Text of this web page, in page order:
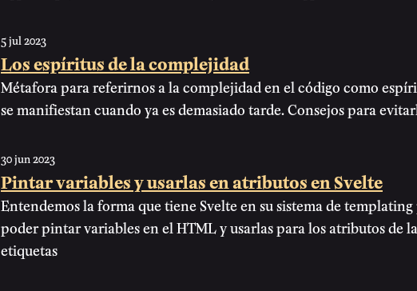
5 jul 2023
Los espíritus de la complejidad
Métafora para referirnos a la complejidad en el código como
se manifiestan cuando ya es demasiado tarde. Consejos para
30 jun 2023
Pintar variables y usarlas en atributos en Svelte
Entendemos la forma que tiene Svelte en su sistema de templating
poder pintar variables en el HTML y usarlas para los atributos de
etiquetas